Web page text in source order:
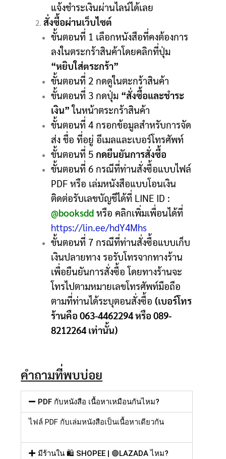
แจ้งชำระเงินผ่านไลน์ได้เลย
สั่งซื้อผ่านเว็บไซต์
ขั้นตอนที่ 1 เลือกหนังสือที่คงต้องการ
ลงในตระกร้าสินค้าโดยคลิกที่ปุ่ม
“หยิบใส่ตระกร้า”
ขั้นตอนที่ 2 กดดูในตะกร้าสินค้า
ขั้นตอนที่ 3 กดปุ่ม “สั่งซื้อและชำระ
เงิน”ในหน้าตระกร้าสินค้า
ขั้นตอนที่ 4 กรอกข้อมูลสำหรับการจัด
ส่ง ชื่อ ที่อยู่ อีเมลและเบอร์โทรศัพท์
ขั้นตอนที่ 5กดยืนยันการสั่งซื้อ
ขั้นตอนที่ 6 กรณีที่ท่านสั่งซื้อแบบไฟล์
PDF หรือ เล่มหนังสือแบบโอนเงิน
ติดต่อรับเลขบัญชีได้ที่ LINE ID :
@booksdd หรือ คลิกเพิ่มเพื่อนได้ที่
https://lin.ee/hdY4Mhs
ขั้นตอนที่ 7 กรณีที่ท่านสั่งซื้อแบบเก็บ
เงินปลายทาง รอรับโทรจากทางร้าน
เพื่อยืนยันการสั่งซื้อ โดยทางร้านจะ
โทรไปตามหมายเลขโทรศัพท์มือถือ
ตามที่ท่านได้ระบุตอนสั่งซื้อ(เบอร์โทร
ร้านคือ 063-4462294 หรือ 089-
8212264 เท่านั้น)
คำถามที่พบบ่อย
PDF กับหนังสือ เนื้อหาเหมือนกันไหม?
ไฟล์ PDF กับเล่มหนังสือเป็นเนื้อหาเดียวกัน
มีร้านใน 🛍️ SHOPEE | 🟣LAZADA ไหม?